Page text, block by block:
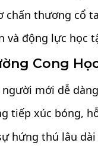
chấn thương cổ
và động lực học
Cong
mới dễ
tiếp xúc bóng,
hứng thú lâu